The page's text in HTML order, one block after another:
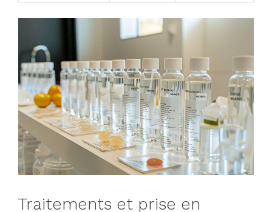
Traitements et prise en